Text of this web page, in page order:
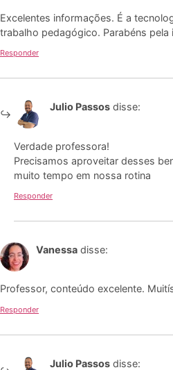
Excelentes informações. É a
trabalho pedagógico. Parabéns pela
Responder
Julio Passos disse:
Verdade professora!
Precisamos aproveitar desses
muito tempo em nossa rotina
Responder
Vanessa disse:
Professor, conteúdo excelente.
Responder
Julio Passos disse: